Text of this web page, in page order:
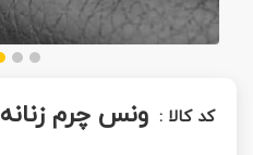
کد کالا : ونس چرم زنانه BA 521